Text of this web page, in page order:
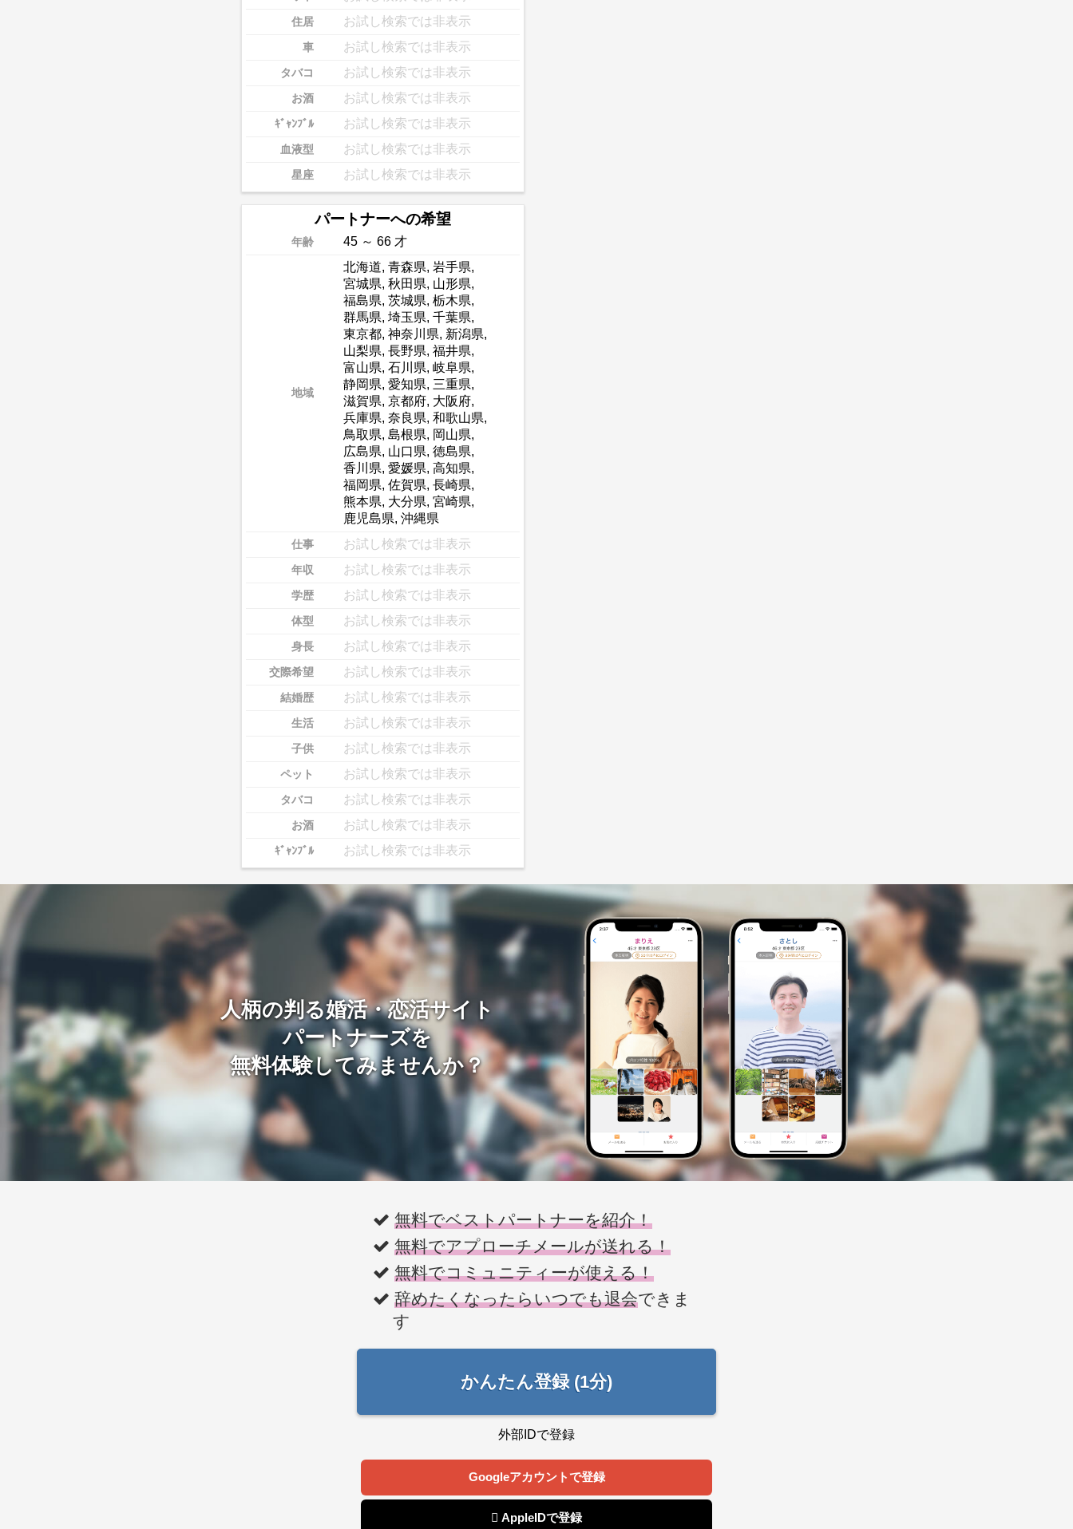
住居 お試し検索では非表示
車 お試し検索では非表示
タバコ お試し検索では非表示
お酒 お試し検索では非表示
ｷﾞｬﾝﾌﾞﾙ お試し検索では非表示
血液型 お試し検索では非表示
星座 お試し検索では非表示
パートナーへの希望
年齢 45 ～ 66 才
地域
北海道, 青森県, 岩手県,
宮城県, 秋田県, 山形県,
福島県, 茨城県, 栃木県,
群馬県, 埼玉県, 千葉県,
東京都, 神奈川県, 新潟県,
山梨県, 長野県, 福井県,
富山県, 石川県, 岐阜県,
静岡県, 愛知県, 三重県,
滋賀県, 京都府, 大阪府,
兵庫県, 奈良県, 和歌山県,
鳥取県, 島根県, 岡山県,
広島県, 山口県, 徳島県,
香川県, 愛媛県, 高知県,
福岡県, 佐賀県, 長崎県,
熊本県, 大分県, 宮崎県,
鹿児島県, 沖縄県
仕事 お試し検索では非表示
年収 お試し検索では非表示
学歴 お試し検索では非表示
体型 お試し検索では非表示
身長 お試し検索では非表示
交際希望 お試し検索では非表示
結婚歴 お試し検索では非表示
生活 お試し検索では非表示
子供 お試し検索では非表示
ペット お試し検索では非表示
タバコ お試し検索では非表示
お酒 お試し検索では非表示
ｷﾞｬﾝﾌﾞﾙ お試し検索では非表示
人柄の判る婚活・恋活サイト
パートナーズを
無料体験してみませんか？
無料でベストパートナーを紹介！
無料でアプローチメールが送れる！
無料でコミュニティーが使える！
辞めたくなったらいつでも退会できま
す
かんたん登録 (1分)
外部IDで登録
Googleアカウントで登録
 AppleIDで登録